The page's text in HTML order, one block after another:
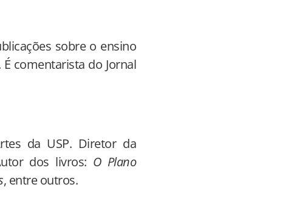
sobre o ensino
comentarista do Jornal
da USP. Diretor da
dos livros: O Plano
, entre outros.